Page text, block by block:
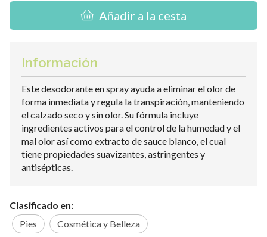
Añadir a la cesta
Información
Este desodorante en spray ayuda a eliminar el olor de
forma inmediata y regula la transpiración, manteniendo
el calzado seco y sin olor. Su fórmula incluye
ingredientes activos para el control de la humedad y el
mal olor así como extracto de sauce blanco, el cual
tiene propiedades suavizantes, astringentes y
antisépticas.
Clasificado en:
Pies
Cosmética y Belleza